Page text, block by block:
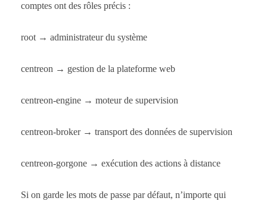
comptes ont des rôles précis :
root → administrateur du système
centreon → gestion de la plateforme web
centreon-engine → moteur de supervision
centreon-broker → transport des données de supervision
centreon-gorgone → exécution des actions à distance
Si on garde les mots de passe par défaut, n’importe qui